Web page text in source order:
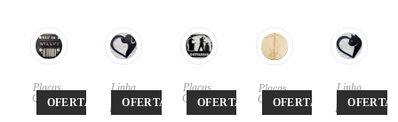
OFERTA!
Placas,
Quadro
s
OFERTA!
Linha
Pet,
Placas
OFERTA!
Placas,
Quadro
s
OFERTA!
Placas,
Quadro
s
OFERTA!
Linha
Pet,
Placas